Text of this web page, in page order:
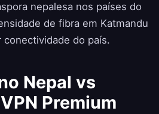
nepalesa nos países do
de fibra em Katmandu
conectividade do país.
Nepal vs
Premium